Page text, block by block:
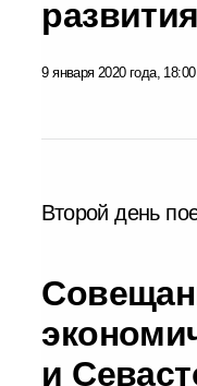
9 января 2020 года, 18:00
Второй день
и